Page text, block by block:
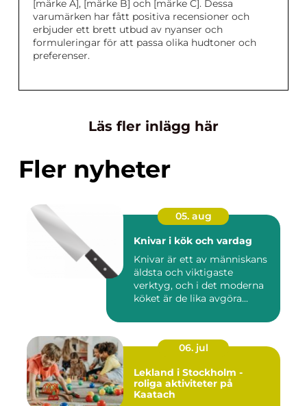
[märke A], [märke B] och [märke C]. Dessa
varumärken har fått positiva recensioner och
erbjuder ett brett utbud av nyanser och
formuleringar för att passa olika hudtoner och
preferenser.
Läs fler inlägg här
Fler nyheter
05. aug
Knivar i kök och vardag
Knivar är ett av människans
äldsta och viktigaste
verktyg, och i det moderna
köket är de lika avgöra...
06. jul
Lekland i Stockholm -
roliga aktiviteter på
Kaatach